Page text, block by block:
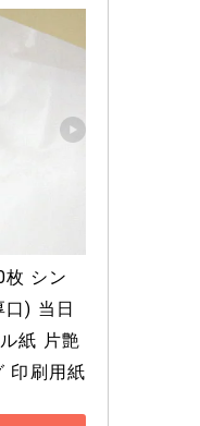
シン
口) 当日
紙 片艶
印刷用紙